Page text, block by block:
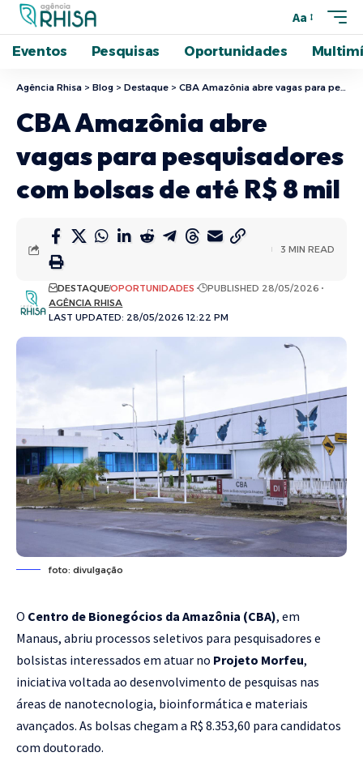
Aa
Eventos Pesquisas Oportunidades
Agência Rhisa > Blog > Destaque > CBA Amazônia abre vagas para pesquisadores com bolsas de até R$ 8 mil
CBA Amazônia abre
vagas para pesquisadores
com bolsas de até R$ 8 mil
LAST UPDATED: 28/05/2026 12:22 PM
DESTAQUEOPORTUNIDADES
PUBLISHED 28/05/2026
AGÊNCIA RHISA
3 MIN READ
foto: divulgação
O Centro de Bionegócios da Amazônia (CBA), em
Manaus, abriu processos seletivos para pesquisadores e
bolsistas interessados em atuar no Projeto Morfeu,
iniciativa voltada ao desenvolvimento de pesquisas nas
áreas de nanotecnologia, bioinformática e materiais
avançados. As bolsas chegam a R$ 8.353,60 para candidatos
com doutorado.